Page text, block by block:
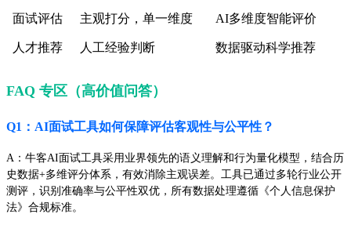
面试评估 主观打分，单一维度 AI多维度智能评价
人才推荐 人工经验判断 数据驱动科学推荐
FAQ 专区（高价值问答）
Q1：AI面试工具如何保障评估客观性与公平性？
A：牛客AI面试工具采用业界领先的语义理解和行为量化模型，结合历
史数据+多维评分体系，有效消除主观误差。工具已通过多轮行业公开
测评，识别准确率与公平性双优，所有数据处理遵循《个人信息保护
法》合规标准。